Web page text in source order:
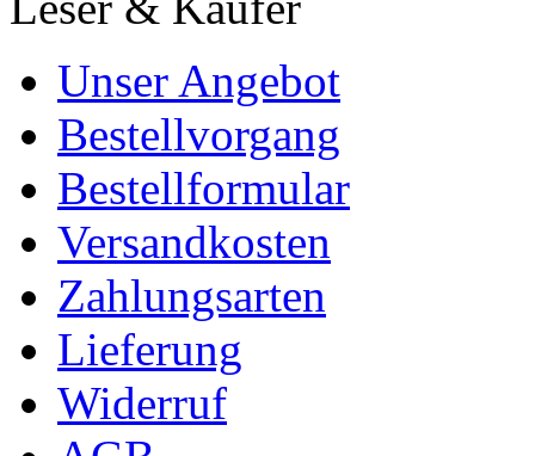
Unser Angebot
Bestellvorgang
Bestellformular
Versandkosten
Zahlungsarten
Lieferung
Widerruf